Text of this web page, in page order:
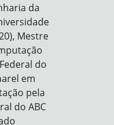
da
Mestre
do
em
pela
do ABC